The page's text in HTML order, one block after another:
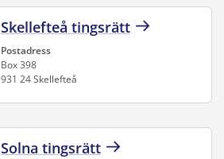
Skellefteå tingsrätt
Postadress
Box 398
931 24 Skellefteå
Solna tingsrätt